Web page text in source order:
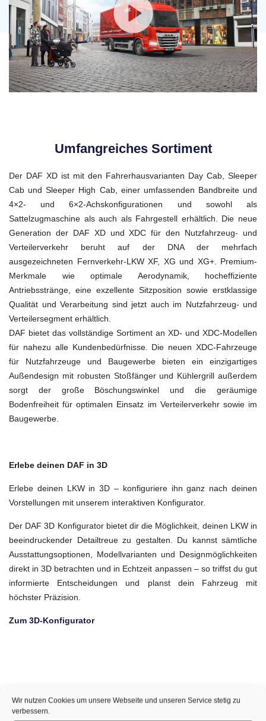
Wir nutzen Cookies um unsere Webseite und unseren Service stetig zu
verbessern.
Umfangreiches Sortiment
Der DAF XD ist mit den Fahrerhausvarianten Day Cab, Sleeper
Cab und Sleeper High Cab, einer umfassenden Bandbreite und
4×2- und 6×2-Achskonfigurationen und sowohl als
Sattelzugmaschine als auch als Fahrgestell erhältlich. Die neue
Generation der DAF XD und XDC für den Nutzfahrzeug- und
Verteilerverkehr beruht auf der DNA der mehrfach
ausgezeichneten Fernverkehr-LKW XF, XG und XG+. Premium-
Merkmale wie optimale Aerodynamik, hocheffiziente
Antriebsstränge, eine exzellente Sitzposition sowie erstklassige
Qualität und Verarbeitung sind jetzt auch im Nutzfahrzeug- und
Verteilersegment erhältlich.
DAF bietet das vollständige Sortiment an XD- und XDC-Modellen
für nahezu alle Kundenbedürfnisse. Die neuen XDC-Fahrzeuge
für Nutzfahrzeuge und Baugewerbe bieten ein einzigartiges
Außendesign mit robusten Stoßfänger und Kühlergrill außerdem
sorgt der große Böschungswinkel und die geräumige
Bodenfreiheit für optimalen Einsatz im Verteilerverkehr sowie im
Baugewerbe.
Erlebe deinen DAF in 3D
Erlebe deinen LKW in 3D – konfiguriere ihn ganz nach deinen
Vorstellungen mit unserem interaktiven Konfigurator.
Der DAF 3D Konfigurator bietet dir die Möglichkeit, deinen LKW in
beeindruckender Detailtreue zu gestalten. Du kannst sämtliche
Ausstattungsoptionen, Modellvarianten und Designmöglichkeiten
direkt in 3D betrachten und in Echtzeit anpassen – so triffst du gut
informierte Entscheidungen und planst dein Fahrzeug mit
höchster Präzision.
Zum 3D-Konfigurator